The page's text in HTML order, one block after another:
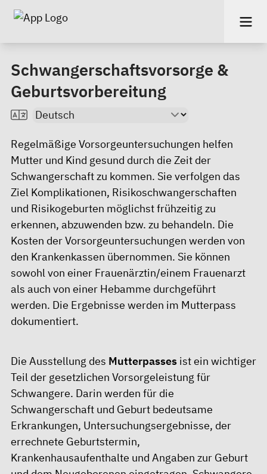
Schwangerschaftsvorsorge &
Geburtsvorbereitung
Regelmäßige Vorsorgeuntersuchungen helfen
Mutter und Kind gesund durch die Zeit der
Schwangerschaft zu kommen. Sie verfolgen das
Ziel Komplikationen, Risikoschwangerschaften
und Risikogeburten möglichst frühzeitig zu
erkennen, abzuwenden bzw. zu behandeln. Die
Kosten der Vorsorgeuntersuchungen werden von
den Krankenkassen übernommen. Sie können
sowohl von einer Frauenärztin/einem Frauenarzt
als auch von einer Hebamme durchgeführt
werden. Die Ergebnisse werden im Mutterpass
dokumentiert.
Die Ausstellung des Mutterpasses ist ein wichtiger
Teil der gesetzlichen Vorsorgeleistung für
Schwangere. Darin werden für die
Schwangerschaft und Geburt bedeutsame
Erkrankungen, Untersuchungsergebnisse, der
errechnete Geburtstermin,
Krankenhausaufenthalte und Angaben zur Geburt